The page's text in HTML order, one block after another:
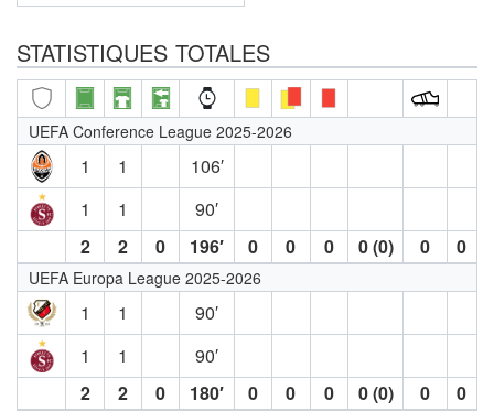
STATISTIQUES TOTALES
UEFA Conference League 2025-2026
1 1
106′
1
1
90′
2
2 0 196′ 0 0 0 0 (0) 0 0
UEFA Europa League 2025-2026
1 1
90′
1
1
90′
2
2 0 180′ 0 0 0 0 (0) 0 0